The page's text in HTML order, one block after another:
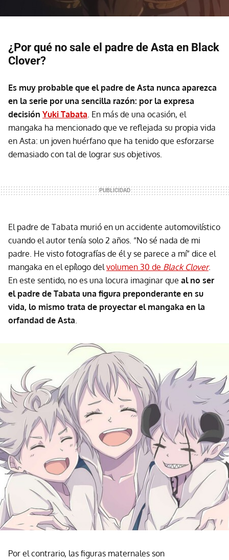
¿Por qué no sale el padre de Asta en Black
Clover?
Es muy probable que el padre de Asta nunca aparezca
en la serie por una sencilla razón: por la expresa
decisión Yuki Tabata. En más de una ocasión, el
mangaka ha mencionado que ve reflejada su propia vida
en Asta: un joven huérfano que ha tenido que esforzarse
demasiado con tal de lograr sus objetivos.
El padre de Tabata murió en un accidente automovilístico
cuando el autor tenía solo 2 años. “No sé nada de mi
padre. He visto fotografías de él y se parece a mí” dice el
mangaka en el epílogo delvolumen 30 de Black Clover.
En este sentido, no es una locura imaginar que al no ser
el padre de Tabata una figura preponderante en su
vida, lo mismo trata de proyectar el mangaka en la
orfandad de Asta.
Por el contrario, las figuras maternales son